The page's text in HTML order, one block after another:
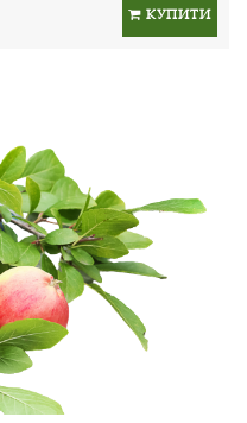
КУПИТИ